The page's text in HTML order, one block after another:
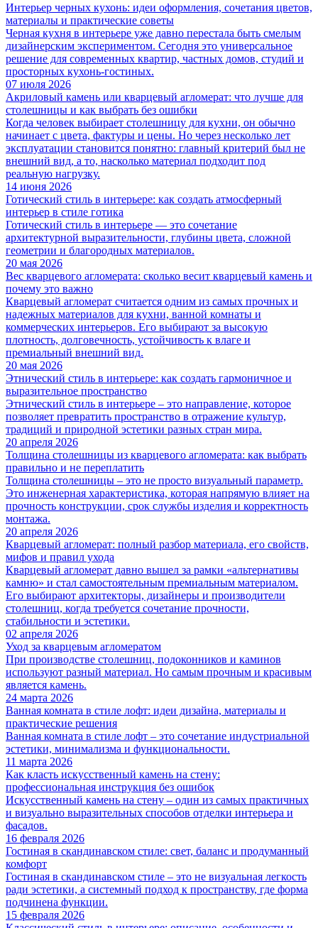
Интерьер черных кухонь: идеи оформления, сочетания цветов,
материалы и практические советы
Черная кухня в интерьере уже давно перестала быть смелым
дизайнерским экспериментом. Сегодня это универсальное
решение для современных квартир, частных домов, студий и
просторных кухонь-гостиных.
07 июля 2026
Акриловый камень или кварцевый агломерат: что лучше для
столешницы и как выбрать без ошибки
Когда человек выбирает столешницу для кухни, он обычно
начинает с цвета, фактуры и цены. Но через несколько лет
эксплуатации становится понятно: главный критерий был не
внешний вид, а то, насколько материал подходит под
реальную нагрузку.
14 июня 2026
Готический стиль в интерьере: как создать атмосферный
интерьер в стиле готика
Готический стиль в интерьере — это сочетание
архитектурной выразительности, глубины цвета, сложной
геометрии и благородных материалов.
20 мая 2026
Вес кварцевого агломерата: сколько весит кварцевый камень и
почему это важно
Кварцевый агломерат считается одним из самых прочных и
надежных материалов для кухни, ванной комнаты и
коммерческих интерьеров. Его выбирают за высокую
плотность, долговечность, устойчивость к влаге и
премиальный внешний вид.
20 мая 2026
Этнический стиль в интерьере: как создать гармоничное и
выразительное пространство
Этнический стиль в интерьере – это направление, которое
позволяет превратить пространство в отражение культур,
традиций и природной эстетики разных стран мира.
20 апреля 2026
Толщина столешницы из кварцевого агломерата: как выбрать
правильно и не переплатить
Толщина столешницы – это не просто визуальный параметр.
Это инженерная характеристика, которая напрямую влияет на
прочность конструкции, срок службы изделия и корректность
монтажа.
20 апреля 2026
Кварцевый агломерат: полный разбор материала, его свойств,
мифов и правил ухода
Кварцевый агломерат давно вышел за рамки «альтернативы
камню» и стал самостоятельным премиальным материалом.
Его выбирают архитекторы, дизайнеры и производители
столешниц, когда требуется сочетание прочности,
стабильности и эстетики.
02 апреля 2026
Уход за кварцевым агломератом
При производстве столешниц, подоконников и каминов
используют разный материал. Но самым прочным и красивым
является камень.
24 марта 2026
Ванная комната в стиле лофт: идеи дизайна, материалы и
практические решения
Ванная комната в стиле лофт – это сочетание индустриальной
эстетики, минимализма и функциональности.
11 марта 2026
Как класть искусственный камень на стену:
профессиональная инструкция без ошибок
Искусственный камень на стену – один из самых практичных
и визуально выразительных способов отделки интерьера и
фасадов.
16 февраля 2026
Гостиная в скандинавском стиле: свет, баланс и продуманный
комфорт
Гостиная в скандинавском стиле – это не визуальная легкость
ради эстетики, а системный подход к пространству, где форма
подчинена функции.
15 февраля 2026